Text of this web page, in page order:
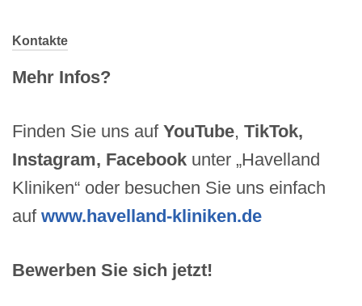
Kontakte
Mehr Infos?
Finden Sie uns auf YouTube, TikTok,
Instagram, Facebook unter „Havelland
Kliniken“ oder besuchen Sie uns einfach
auf www.havelland-kliniken.de
Bewerben Sie sich jetzt!